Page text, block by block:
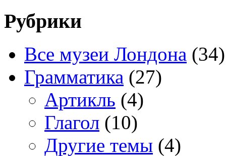
Рубрики
Все музеи Лондона (34)
Грамматика (27)
Артикль (4)
Глагол (10)
Другие темы (4)